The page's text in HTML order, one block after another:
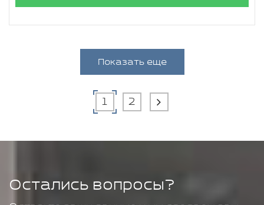
Показать еще
1 2
Остались вопросы?